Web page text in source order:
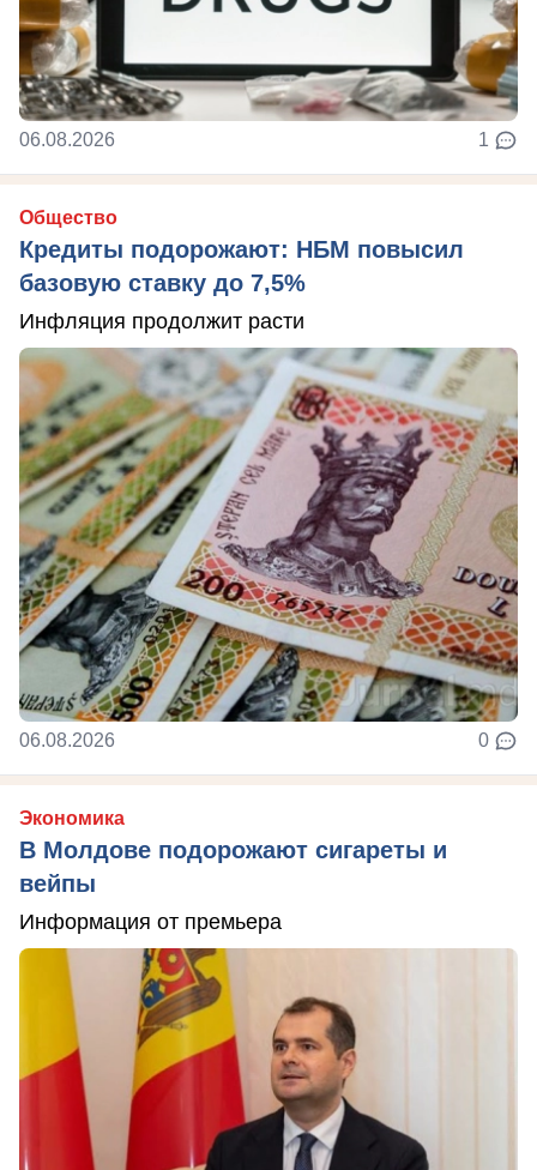
06.08.2026 1
Общество
Кредиты подорожают: НБМ повысил
базовую ставку до 7,5%
Инфляция продолжит расти
06.08.2026 0
Экономика
В Молдове подорожают сигареты и
вейпы
Информация от премьера